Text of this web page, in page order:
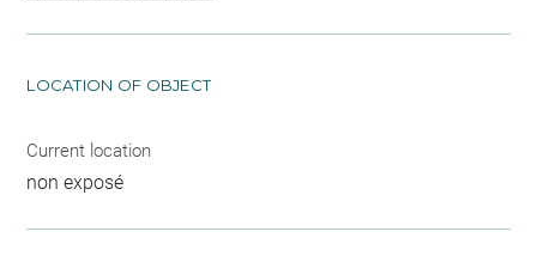
LOCATION OF OBJECT
Current location
non exposé